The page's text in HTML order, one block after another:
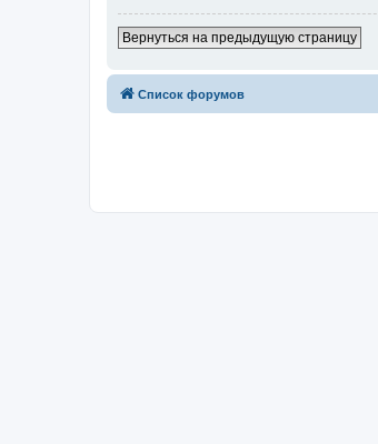
Вернуться на предыдущую страницу
Список форумов